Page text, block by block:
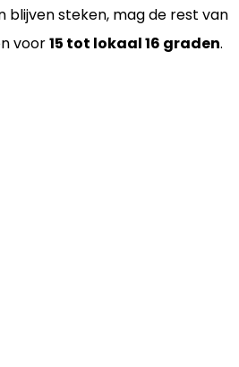
blijven steken, mag de rest van
voor15 tot lokaal 16 graden.